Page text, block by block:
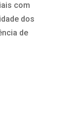
com
dos
de